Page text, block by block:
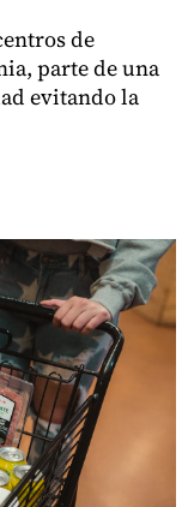
de
parte de una
evitando la